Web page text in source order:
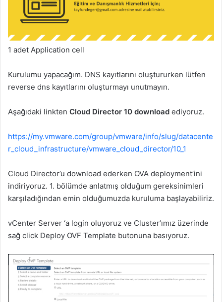
1 adet Application cell
Kurulumu yapacağım. DNS kayıtlarını oluştururken lütfen
reverse dns kayıtlarını oluşturmayı unutmayın.
Aşağıdaki linkten Cloud Director 10 download ediyoruz.
https://my.vmware.com/group/vmware/info/slug/datacente
r_cloud_infrastructure/vmware_cloud_director/10_1
Cloud Director’u download ederken OVA deployment’ini
indiriyoruz. 1. bölümde anlatmış olduğum gereksinimleri
karşıladığından emin olduğumuzda kuruluma başlayabiliriz.
vCenter Server ‘a login oluyoruz ve Cluster’ımız üzerinde
sağ click Deploy OVF Template butonuna basıyoruz.